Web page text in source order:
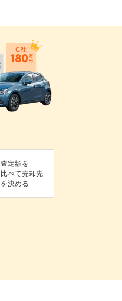
査定額を
比べて売却先
を決める